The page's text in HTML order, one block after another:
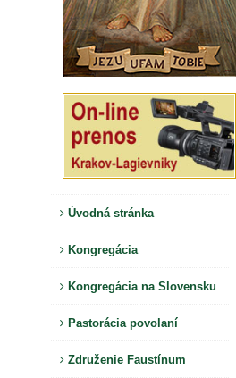
Úvodná stránka
Kongregácia
Kongregácia na Slovensku
Pastorácia povolaní
Združenie Faustínum